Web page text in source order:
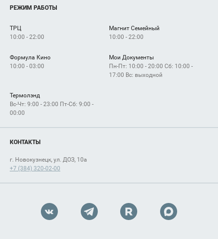
Услуги
Рекламодателям
Как добраться
РЕЖИМ РАБОТЫ
ТРЦ
10:00 - 22:00
Магнит Семейный
10:00 - 22:00
Формула Кино
10:00 - 03:00
Мои Документы
Пн-Пт: 10:00 - 20:00 Сб: 10:00 -
17:00 Вс: выходной
Термолэнд
Вс-Чт: 9:00 - 23:00 Пт-Сб: 9:00 -
00:00
КОНТАКТЫ
г. Новокузнецк, ул. ДОЗ, 10а
+7 (384) 320-02-00